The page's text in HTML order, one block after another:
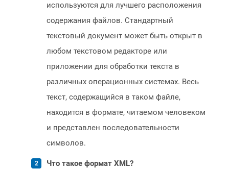
используются для лучшего расположения
содержания файлов. Стандартный
текстовый документ может быть открыт в
любом текстовом редакторе или
приложении для обработки текста в
различных операционных системах. Весь
текст, содержащийся в таком файле,
находится в формате, читаемом человеком
и представлен последовательности
символов.
Что такое формат XML?